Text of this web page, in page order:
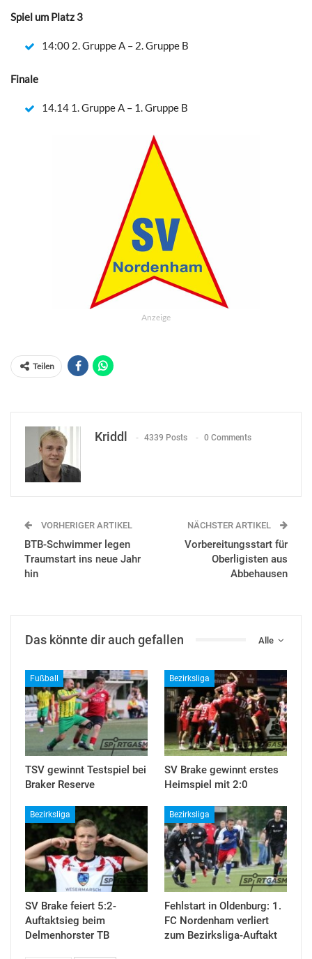
Spiel um Platz 3
14:00 2. Gruppe A – 2. Gruppe B
Finale
14.14 1. Gruppe A – 1. Gruppe B
Anzeige
Teilen
Kriddl 4339 Posts 0 Comments
VORHERIGER ARTIKEL
BTB-Schwimmer legen
Traumstart ins neue Jahr
hin
NÄCHSTER ARTIKEL
Vorbereitungsstart für
Oberligisten aus
Abbehausen
Alle
Das könnte dir auch gefallen
Fußball
TSV gewinnt Testspiel bei
Braker Reserve
Bezirksliga
SV Brake gewinnt erstes
Heimspiel mit 2:0
Bezirksliga
SV Brake feiert 5:2-
Auftaktsieg beim
Delmenhorster TB
Bezirksliga
Fehlstart in Oldenburg: 1.
FC Nordenham verliert
zum Bezirksliga-Auftakt